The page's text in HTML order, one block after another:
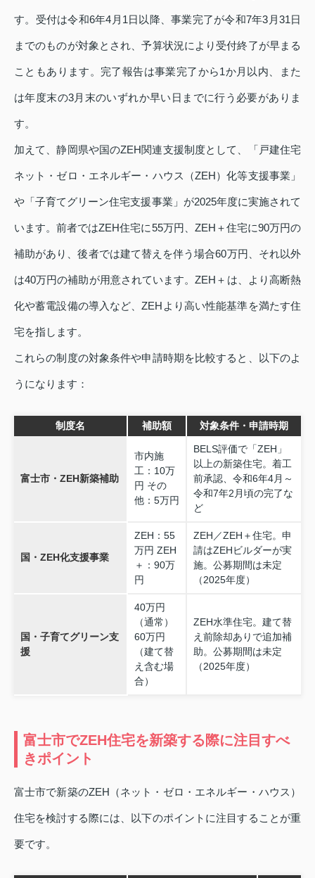
す。受付は令和6年4月1日以降、事業完了が令和7年3月31日
までのものが対象とされ、予算状況により受付終了が早まる
こともあります。完了報告は事業完了から1か月以内、また
は年度末の3月末のいずれか早い日までに行う必要がありま
す。
加えて、静岡県や国のZEH関連支援制度として、「戸建住宅
ネット・ゼロ・エネルギー・ハウス（ZEH）化等支援事業」
や「子育てグリーン住宅支援事業」が2025年度に実施されて
います。前者ではZEH住宅に55万円、ZEH＋住宅に90万円の
補助があり、後者では建て替えを伴う場合60万円、それ以外
は40万円の補助が用意されています。ZEH＋は、より高断熱
化や蓄電設備の導入など、ZEHより高い性能基準を満たす住
宅を指します。
これらの制度の対象条件や申請時期を比較すると、以下のよ
うになります：
制度名 補助額 対象条件・申請時期
富士市・ZEH新築補助
市内施
工：10万
円 その
他：5万円
BELS評価で「ZEH」
以上の新築住宅。着工
前承認、令和6年4月～
令和7年2月頃の完了な
ど
国・ZEH化支援事業
ZEH：55
万円 ZEH
＋：90万
円
ZEH／ZEH＋住宅。申
請はZEHビルダーが実
施。公募期間は未定
（2025年度）
国・子育てグリーン支
援
40万円
（通常）
60万円
（建て替
え含む場
合）
ZEH水準住宅。建て替
え前除却ありで追加補
助。公募期間は未定
（2025年度）
富士市でZEH住宅を新築する際に注目すべ
きポイント
富士市で新築のZEH（ネット・ゼロ・エネルギー・ハウス）
住宅を検討する際には、以下のポイントに注目することが重
要です。